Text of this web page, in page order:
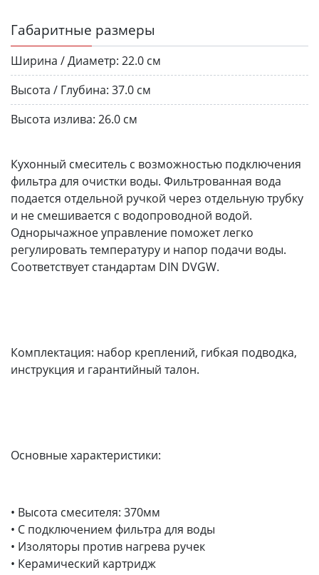
Габаритные размеры
Ширина / Диаметр: 22.0 см
Высота / Глубина: 37.0 см
Высота излива: 26.0 см
Кухонный смеситель с возможностью подключения
фильтра для очистки воды. Фильтрованная вода
подается отдельной ручкой через отдельную трубку
и не смешивается с водопроводной водой.
Однорычажное управление поможет легко
регулировать температуру и напор подачи воды.
Соответствует стандартам DIN DVGW.
Комплектация: набор креплений, гибкая подводка,
инструкция и гарантийный талон.
Основные характеристики:
• Высота смесителя: 370мм
• С подключением фильтра для воды
• Изоляторы против нагрева ручек
• Керамический картридж